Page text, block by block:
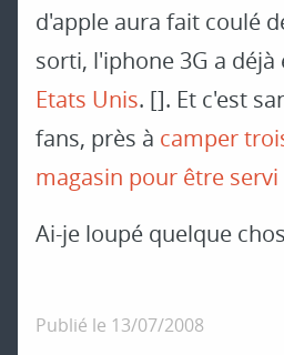
d'apple aura fait coulé
sorti, l'iphone 3G a déjà
Etats Unis. []. Et c'est
fans, près à camper
magasin pour être
Ai-je loupé quelque
Publié le 13/07/2008